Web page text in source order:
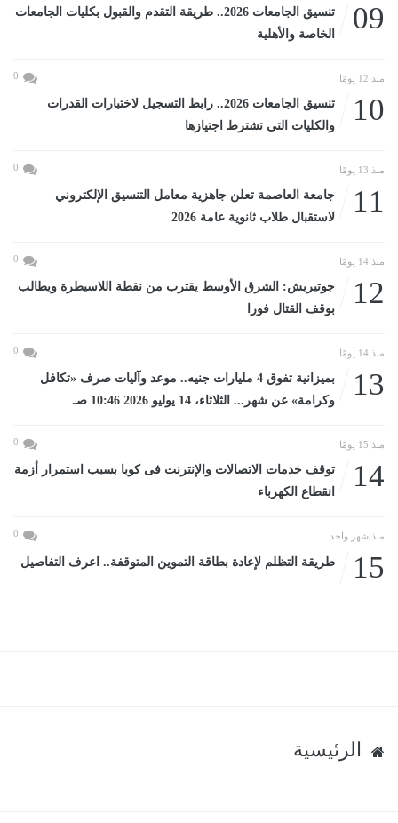
09
تنسيق الجامعات 2026.. طريقة التقدم والقبول بكليات الجامعات
الخاصة والأهلية
منذ 12 يومًا 0
10
تنسيق الجامعات 2026.. رابط التسجيل لاختبارات القدرات
والكليات التى تشترط اجتيازها
منذ 13 يومًا 0
11
جامعة العاصمة تعلن جاهزية معامل التنسيق الإلكتروني
لاستقبال طلاب ثانوية عامة 2026
منذ 14 يومًا 0
12
جوتيريش: الشرق الأوسط يقترب من نقطة اللاسيطرة ويطالب
بوقف القتال فورا
منذ 14 يومًا 0
13
بميزانية تفوق 4 مليارات جنيه.. موعد وآليات صرف «تكافل
وكرامة» عن شهر... الثلاثاء، 14 يوليو 2026 10:46 صـ
منذ 15 يومًا 0
14
توقف خدمات الاتصالات والإنترنت فى كوبا بسبب استمرار أزمة
انقطاع الكهرباء
منذ شهر واحد 0
15 طريقة التظلم لإعادة بطاقة التموين المتوقفة.. اعرف التفاصيل
الرئيسية